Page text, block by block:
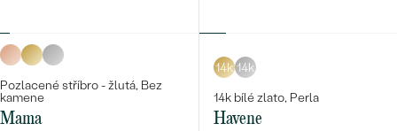
Pozlacené stříbro - žlutá, Bez
kamene
Mama
14k 14k
14k bílé zlato, Perla
Havene